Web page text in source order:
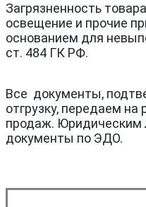
Загрязненность
освещение и прочие
основанием для
ст. 484 ГК РФ.
Все документы,
отгрузку, передаем
продаж.
документы по ЭДО.